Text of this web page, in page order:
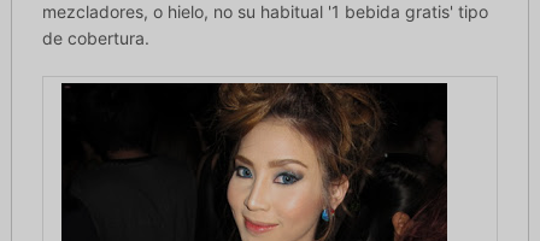
mezcladores, o hielo, no su habitual '1 bebida gratis' tipo
de cobertura.